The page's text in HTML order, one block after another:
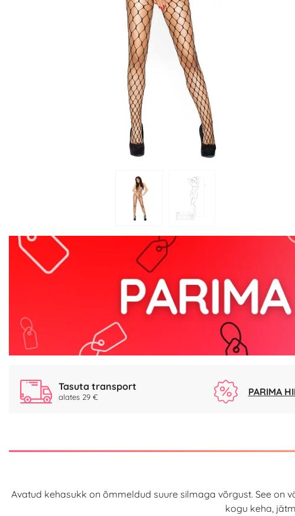
Tasuta transport
alates 29 € PARIMA
Avatud kehasukk on õmmeldud suure silmaga võrgust. See on
kogu keha,